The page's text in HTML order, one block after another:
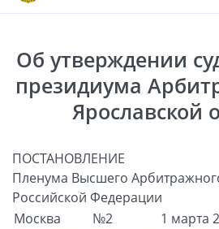
Об утверждении
президиума
Ярославской
ПОСТАНОВЛЕНИЕ
Пленума Высшего
Российской Федерации
Москва
№2
1 марта